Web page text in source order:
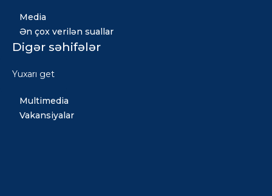
Media
Ən çox verilən suallar
Digər səhifələr
Xəbərlər
Multimedia
Vakansiyalar
Yuxarı get